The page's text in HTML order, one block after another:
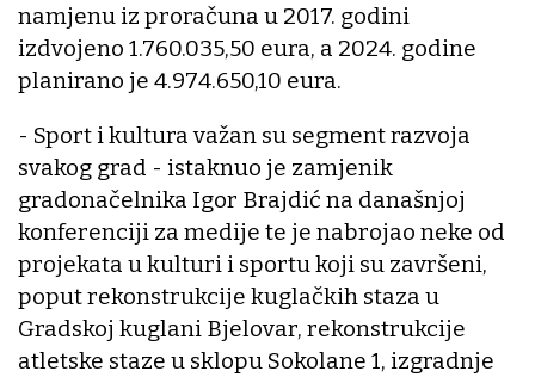
namjenu iz proračuna u 2017. godini
izdvojeno 1.760.035,50 eura, a 2024. godine
planirano je 4.974.650,10 eura.
- Sport i kultura važan su segment razvoja
svakog grad - istaknuo je zamjenik
gradonačelnika Igor Brajdić na današnjoj
konferenciji za medije te je nabrojao neke od
projekata u kulturi i sportu koji su završeni,
poput rekonstrukcije kuglačkih staza u
Gradskoj kuglani Bjelovar, rekonstrukcije
atletske staze u sklopu Sokolane 1, izgradnje